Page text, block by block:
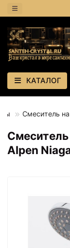
КАТАЛОГ
Смеситель
Alpen